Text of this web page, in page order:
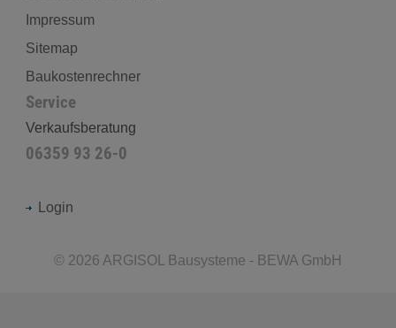
Impressum
Sitemap
Baukostenrechner
Service
Verkaufsberatung
06359 93 26-0
Login
© 2026 ARGISOL Bausysteme - BEWA GmbH